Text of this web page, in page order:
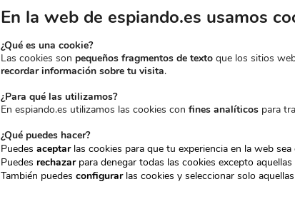
¿CÓMO
En la web de espiando.es usamos
¿Qué es una cookie?
Las cookies son pequeños fragmentos de texto que los sitios
recordar información sobre tu visita.
¿Para qué las utilizamos?
En espiando.es utilizamos las cookies con fines analíticos para
¿Qué puedes hacer?
Puedes aceptarlas cookies para que tu experiencia en la web sea
Puedes rechazarpara denegar todas las cookies excepto
También puedes configurarlas cookies y seleccionar solo